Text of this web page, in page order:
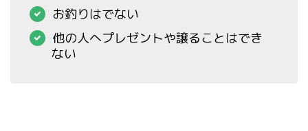
お釣りはでない
他の人へプレゼントや譲ることはでき
ない